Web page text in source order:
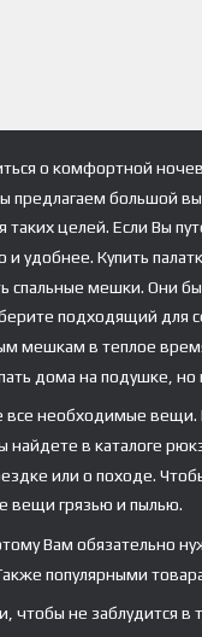
о комфортной
большой
таких целей. Если Вы
удобнее. Купить
спальные мешки. Они
подходящий для
мешкам в теплое
дома на подушке,
необходимые
найдете в каталоге
или о походе.
вещи грязью и пылью.
Вам обязательно
популярными
не заблудится